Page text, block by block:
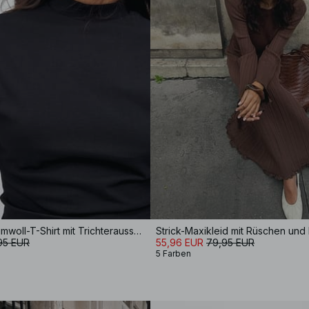
Tailliertes Baumwoll-T-Shirt mit Trichterausschnitt
EUR
55,96 EUR 79,95 EUR
5 Farben